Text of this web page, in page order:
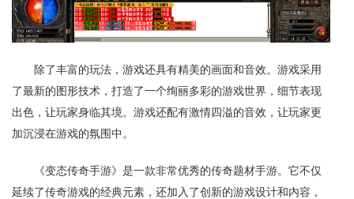
除了丰富的玩法，游戏还具有精美的画面和音效。游戏采用
了最新的图形技术，打造了一个绚丽多彩的游戏世界，细节表现
出色，让玩家身临其境。游戏还配有激情四溢的音效，让玩家更
加沉浸在游戏的氛围中。
《变态传奇手游》是一款非常优秀的传奇题材手游。它不仅
延续了传奇游戏的经典元素，还加入了创新的游戏设计和内容，